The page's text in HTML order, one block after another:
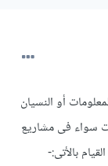
أو النسيان
سواء فى مشاريع
بالأتى:-